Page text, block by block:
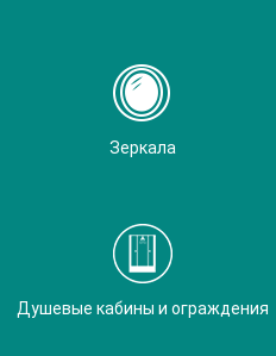
Зеркала
Душевые кабины и ограждения